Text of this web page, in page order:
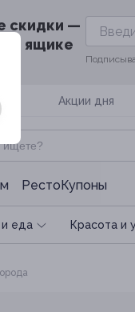
скидки —
ящике
Акции дня
РестоКупоны
еда Красота и